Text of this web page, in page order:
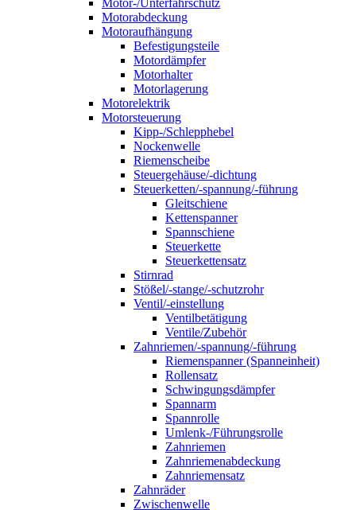
Motor-/Unterfahrschutz
Motorabdeckung
Motoraufhängung
Befestigungsteile
Motordämpfer
Motorhalter
Motorlagerung
Motorelektrik
Motorsteuerung
Kipp-/Schlepphebel
Nockenwelle
Riemenscheibe
Steuergehäuse/-dichtung
Steuerketten/-spannung/-führung
Gleitschiene
Kettenspanner
Spannschiene
Steuerkette
Steuerkettensatz
Stirnrad
Stößel/-stange/-schutzrohr
Ventil/-einstellung
Ventilbetätigung
Ventile/Zubehör
Zahnriemen/-spannung/-führung
Riemenspanner (Spanneinheit)
Rollensatz
Schwingungsdämpfer
Spannarm
Spannrolle
Umlenk-/Führungsrolle
Zahnriemen
Zahnriemenabdeckung
Zahnriemensatz
Zahnräder
Zwischenwelle